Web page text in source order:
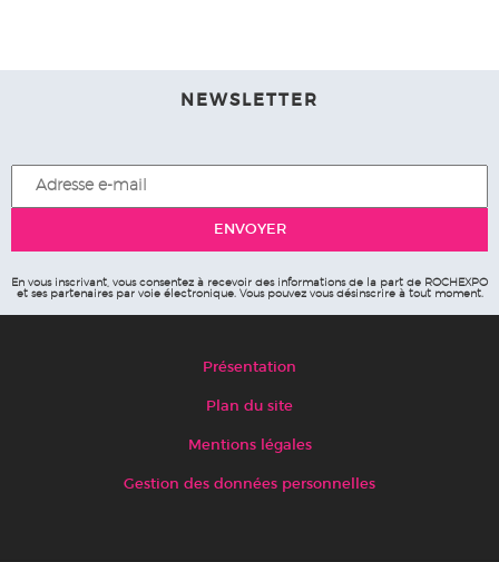
NEWSLETTER
En vous inscrivant, vous consentez à recevoir des informations de la part de ROCHEXPO
et ses partenaires par voie électronique. Vous pouvez vous désinscrire à tout moment.
Présentation
Plan du site
Mentions légales
Gestion des données personnelles